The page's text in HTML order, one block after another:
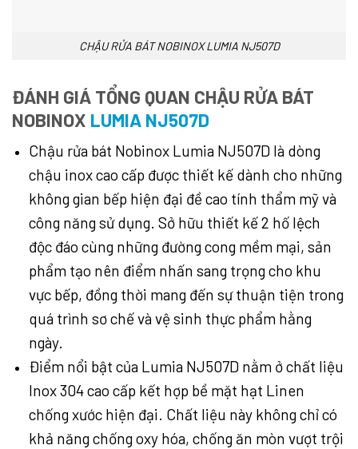
CHẬU RỬA BÁT NOBINOX LUMIA NJ507D
ĐÁNH GIÁ TỔNG QUAN CHẬU RỬA BÁT
NOBINOX LUMIA NJ507D
Chậu rửa bát Nobinox Lumia NJ507D là dòng
chậu inox cao cấp được thiết kế dành cho những
không gian bếp hiện đại đề cao tính thẩm mỹ và
công năng sử dụng. Sở hữu thiết kế 2 hố lệch
độc đáo cùng những đường cong mềm mại, sản
phẩm tạo nên điểm nhấn sang trọng cho khu
vực bếp, đồng thời mang đến sự thuận tiện trong
quá trình sơ chế và vệ sinh thực phẩm hằng
ngày.
Điểm nổi bật của Lumia NJ507D nằm ở chất liệu
Inox 304 cao cấp kết hợp bề mặt hạt Linen
chống xước hiện đại. Chất liệu này không chỉ có
khả năng chống oxy hóa, chống ăn mòn vượt trội